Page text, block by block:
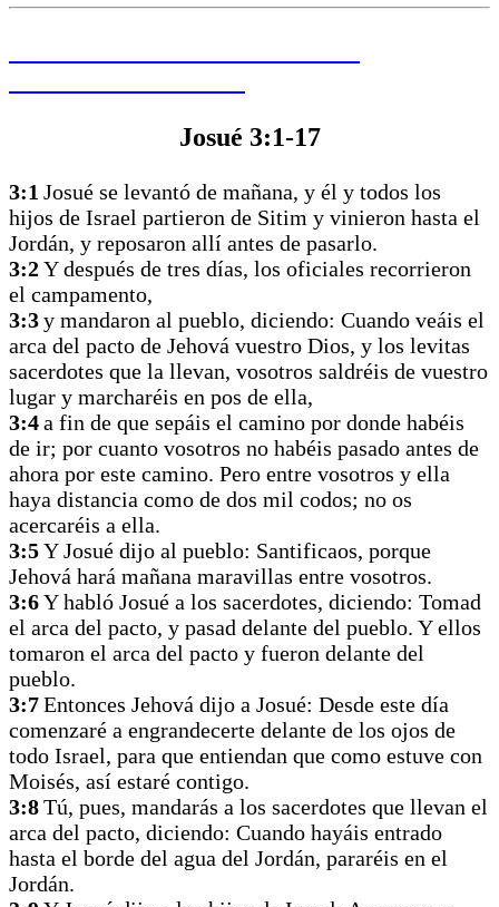
Josué 3:1-17
3:1 Josué se levantó de mañana, y él y todos los
hijos de Israel partieron de Sitim y vinieron hasta el
Jordán, y reposaron allí antes de pasarlo.
3:2Y después de tres días, los oficiales recorrieron
el campamento,
3:3y mandaron al pueblo, diciendo: Cuando veáis el
arca del pacto de Jehová vuestro Dios, y los levitas
sacerdotes que la llevan, vosotros saldréis de vuestro
lugar y marcharéis en pos de ella,
3:4a fin de que sepáis el camino por donde habéis
de ir; por cuanto vosotros no habéis pasado antes de
ahora por este camino. Pero entre vosotros y ella
haya distancia como de dos mil codos; no os
acercaréis a ella.
3:5Y Josué dijo al pueblo: Santificaos, porque
Jehová hará mañana maravillas entre vosotros.
3:6Y habló Josué a los sacerdotes, diciendo: Tomad
el arca del pacto, y pasad delante del pueblo. Y ellos
tomaron el arca del pacto y fueron delante del
pueblo.
3:7Entonces Jehová dijo a Josué: Desde este día
comenzaré a engrandecerte delante de los ojos de
todo Israel, para que entiendan que como estuve con
Moisés, así estaré contigo.
3:8Tú, pues, mandarás a los sacerdotes que llevan el
arca del pacto, diciendo: Cuando hayáis entrado
hasta el borde del agua del Jordán, pararéis en el
Jordán.